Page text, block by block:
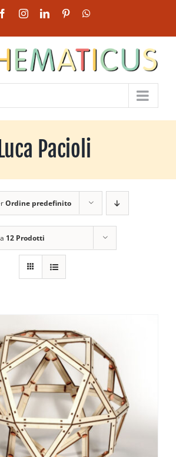
FacebookInstagramLinkedInPinterest
Luca Pacioli
Ordine predefinito
12 Prodotti